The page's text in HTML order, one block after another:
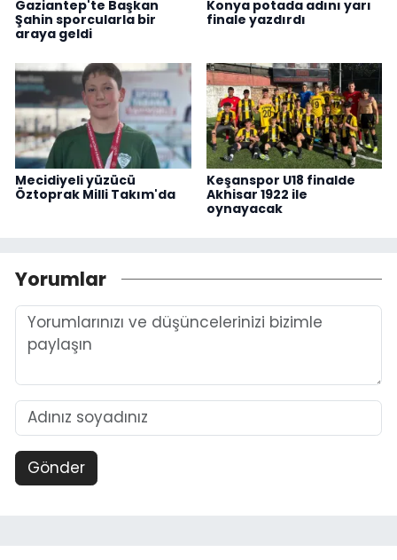
Gaziantep'te Başkan
Şahin sporcularla bir
araya geldi
Konya potada adını yarı
finale yazdırdı
Mecidiyeli yüzücü
Öztoprak Milli Takım'da
Keşanspor U18 finalde
Akhisar 1922 ile
oynayacak
Yorumlar
Gönder